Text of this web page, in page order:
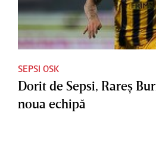
SEPSI OSK
Dorit de Sepsi, Rareş
noua echipă